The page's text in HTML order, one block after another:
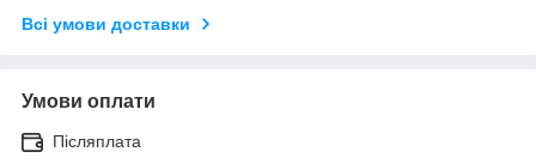
Всі умови доставки
Умови оплати
Післяплата